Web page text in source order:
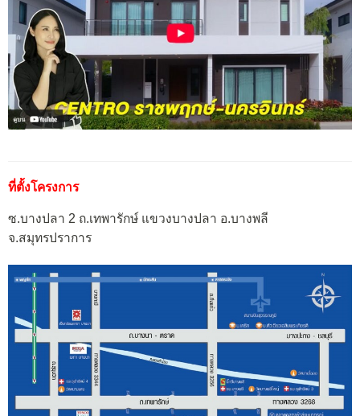
ที่ตั้งโครงการ
ซ.บางปลา 2 ถ.เทพารักษ์ แขวงบางปลา อ.บางพลี
จ.สมุทรปราการ